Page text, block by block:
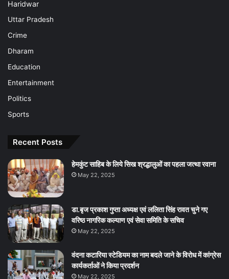
Haridwar
Uttar Pradesh
Crime
Dharam
Education
Entertainment
Politics
Sports
Recent Posts
हेमकुंट साहिब के लिये सिख श्रद्धालुओं का पहला जत्था रवाना
May 22, 2025
डा.बृज प्रकाश गुप्ता अध्यक्ष एवं ललिता सिंह रावत चुने गए
वरिष्ठ नागरिक कल्याण एवं सेवा समिति के सचिव
May 22, 2025
वंदना कटारिया स्टेडियम का नाम बदले जाने के विरोध में कांग्रेस
कार्यकर्ताओं ने किया प्रदर्शन
May 22, 2025